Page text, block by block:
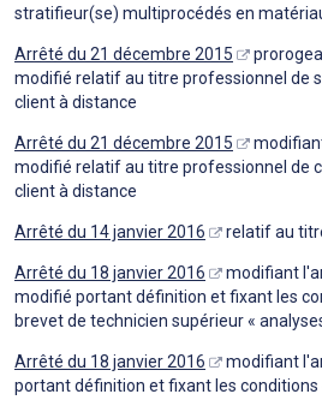
stratifieur(se) multiprocédés en
Arrêté du 21 décembre 2015
modifié relatif au titre professionnel de
client à distance
Arrêté du 21 décembre 2015
modifié relatif au titre professionnel de
client à distance
Arrêté du 14 janvier 2016 relatif au
Arrêté du 18 janvier 2016
modifiant
modifié portant définition et fixant les
brevet de technicien supérieur «
Arrêté du 18 janvier 2016
modifiant
portant définition et fixant les conditions